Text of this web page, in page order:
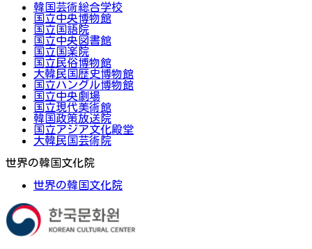
韓国芸術総合学校
国立中央博物館
国立国語院
国立中央図書館
国立国楽院
国立民俗博物館
大韓民国歴史博物館
国立ハングル博物館
国立中央劇場
国立現代美術館
韓国政策放送院
国立アジア文化殿堂
大韓民国芸術院
世界の韓国文化院
世界の韓国文化院